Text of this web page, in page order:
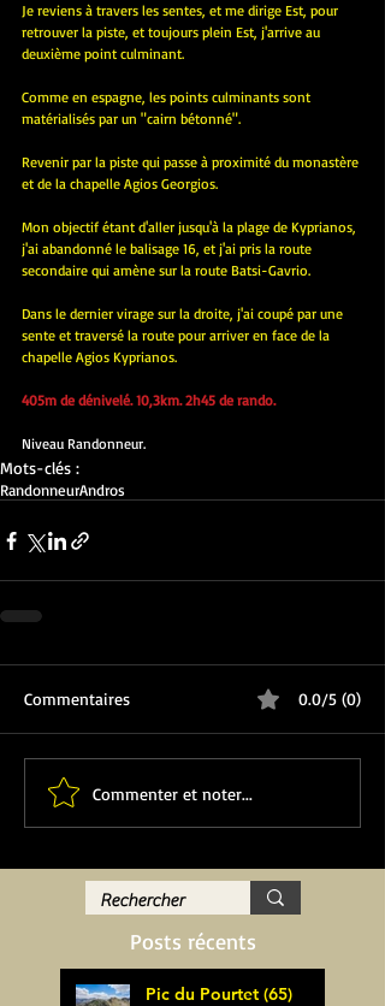
Je reviens à travers les sentes, et me dirige Est, pour
retrouver la piste, et toujours plein Est, j'arrive au
deuxième point culminant.
Comme en espagne, les points culminants sont
matérialisés par un "cairn bétonné".
Revenir par la piste qui passe à proximité du monastère
et de la chapelle Agios Georgios.
Mon objectif étant d'aller jusqu'à la plage de Kyprianos,
j'ai abandonné le balisage 16, et j'ai pris la route
secondaire qui amène sur la route Batsi-Gavrio.
Dans le dernier virage sur la droite, j'ai coupé par une
sente et traversé la route pour arriver en face de la
chapelle Agios Kyprianos.
405m de dénivelé. 10,3km. 2h45 de rando.
Niveau Randonneur.
Mots-clés :
RandonneurAndros
Commentaires 0.0/5 (0)
Commenter et noter...
Posts récents
Pic du Pourtet (65)